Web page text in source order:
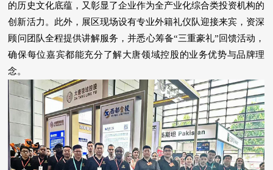
的历史文化底蕴，又彰显了企业作为全产业化综合类投资机构的
创新活力。此外，展区现场设有专业外籍礼仪队迎接来宾，资深
顾问团队全程提供讲解服务，并悉心筹备“三重豪礼”回馈活动，
确保每位嘉宾都能充分了解大唐领域控股的业务优势与品牌理
念。